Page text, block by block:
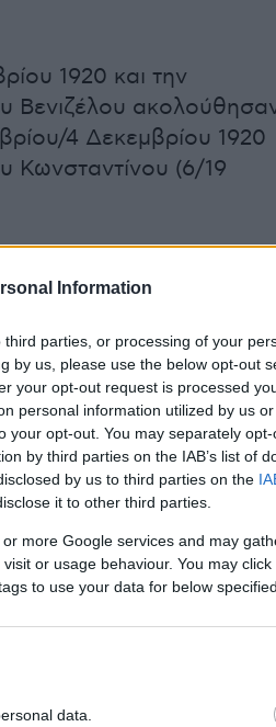
Information
parties, or processing of your
by us, please use the below opt-out
your opt-out request is processed
personal information utilized by us
your opt-out. You may separately
by third parties on the IAB’s list of
by us to third parties on the
it to other third parties.
more Google services and may
or usage behaviour. You may
to use your data for below
data.
1920 και την
Βενιζέλου
4 Δεκεμβρίου 1920
Κωνσταντίνου (6/19
τους απέναντι στη